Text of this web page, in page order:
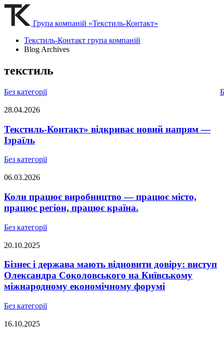
Група компаній «Текстиль-Контакт»
Текстиль-Контакт група компаній
Blog Archives
текстиль
Без категорії
28.04.2026
Текстиль-Контакт» відкриває новий напрям —
Ізраїль
Без категорії
06.03.2026
Коли працює виробництво — працює місто,
працює регіон, працює країна.
Без категорії
20.10.2025
Бізнес і держава мають відновити довіру: виступ
Олександра Соколовського на Київському
міжнародному економічному форумі
Без категорії
16.10.2025